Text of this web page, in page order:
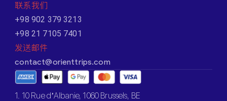
联系我们
+98 902 379 3213
+98 21 7105 7401
发送邮件
contact@orienttrips.com
1. 10 Rue d’Albanie, 1060 Brussels, BE